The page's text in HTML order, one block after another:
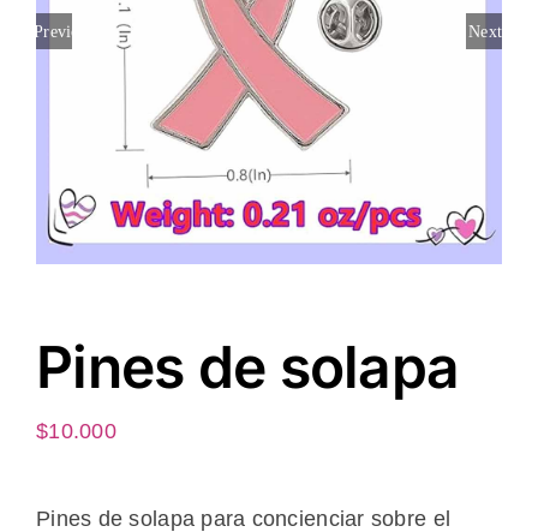
Previous Next
Pines de solapa
$10.000
Pines de solapa para concienciar sobre el